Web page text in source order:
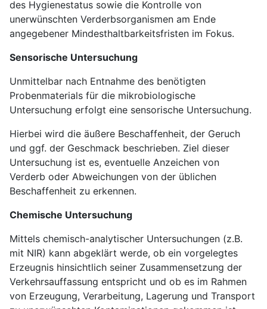
des Hygienestatus sowie die Kontrolle von
unerwünschten Verderbsorganismen am Ende
angegebener Mindesthaltbarkeitsfristen im Fokus.
Sensorische Untersuchung
Unmittelbar nach Entnahme des benötigten
Probenmaterials für die mikrobiologische
Untersuchung erfolgt eine sensorische Untersuchung.
Hierbei wird die äußere Beschaffenheit, der Geruch
und ggf. der Geschmack beschrieben. Ziel dieser
Untersuchung ist es, eventuelle Anzeichen von
Verderb oder Abweichungen von der üblichen
Beschaffenheit zu erkennen.
Chemische Untersuchung
Mittels chemisch-analytischer Untersuchungen (z.B.
mit NIR) kann abgeklärt werde, ob ein vorgelegtes
Erzeugnis hinsichtlich seiner Zusammensetzung der
Verkehrsauffassung entspricht und ob es im Rahmen
von Erzeugung, Verarbeitung, Lagerung und Transport